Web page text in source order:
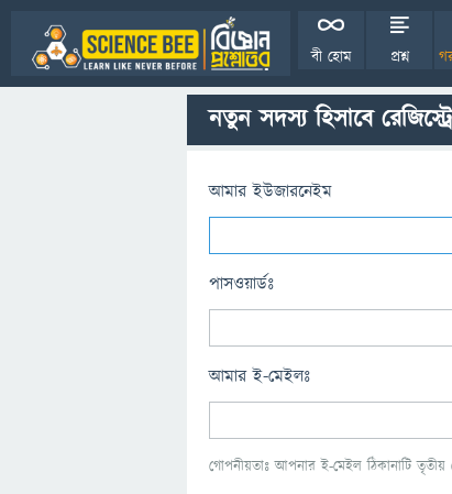
বী হোম প্রশ্ন
নতুন সদস্য হিসাবে
আমার ইউজারনেইম
পাসওয়ার্ডঃ
আমার ই-মেইলঃ
গোপনীয়তাঃ আপনার ই-মেইল ঠিকানাটি তৃতীয়